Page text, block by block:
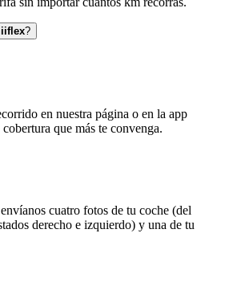
?
en nuestra página o en la app
que más te convenga.
cuatro fotos de tu coche (del
derecho e izquierdo) y una de tu